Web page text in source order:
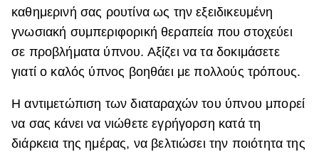
καθημερινή σας ρουτίνα ως την εξειδικευμένη
γνωσιακή συμπεριφορική θεραπεία που στοχεύει
σε προβλήματα ύπνου. Αξίζει να τα δοκιμάσετε
γιατί ο καλός ύπνος βοηθάει με πολλούς τρόπους.
Η αντιμετώπιση των διαταραχών του ύπνου μπορεί
να σας κάνει να νιώθετε εγρήγορση κατά τη
διάρκεια της ημέρας, να βελτιώσει την ποιότητα της